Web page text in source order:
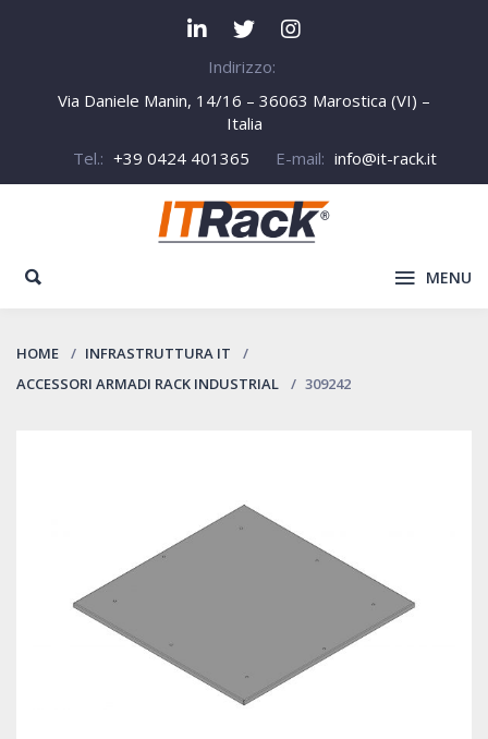
Indirizzo:
Via Daniele Manin, 14/16 – 36063 Marostica (VI) –
Italia
Tel.: +39 0424 401365 E-mail: info@it-rack.it
MENU
HOME
INFRASTRUTTURA IT
ACCESSORI ARMADI RACK INDUSTRIAL
309242